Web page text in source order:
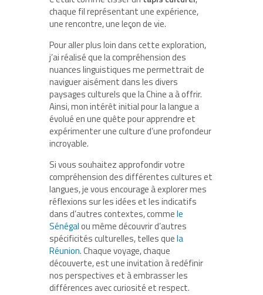
chaque fil représentant une expérience,
une rencontre, une leçon de vie.
Pour aller plus loin dans cette exploration,
j’ai réalisé que la compréhension des
nuances linguistiques me permettrait de
naviguer aisément dans les divers
paysages culturels que la Chine a à offrir.
Ainsi, mon intérêt initial pour la langue a
évolué en une quête pour apprendre et
expérimenter une culture d’une profondeur
incroyable.
Si vous souhaitez approfondir votre
compréhension des différentes cultures et
langues, je vous encourage à explorer mes
réflexions sur les idées et les indicatifs
dans d’autres contextes, commele
Sénégalou même découvrir d’autres
spécificités culturelles, telles quela
Réunion. Chaque voyage, chaque
découverte, est une invitation à redéfinir
nos perspectives et à embrasser les
différences avec curiosité et respect.